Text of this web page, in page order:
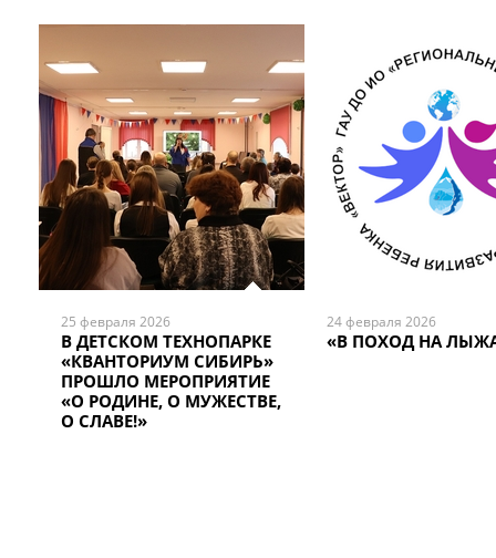
25 февраля 2026
В ДЕТСКОМ ТЕХНОПАРКЕ
«КВАНТОРИУМ СИБИРЬ»
ПРОШЛО МЕРОПРИЯТИЕ
«О РОДИНЕ, О МУЖЕСТВЕ,
О СЛАВЕ!»
24 февраля 2026
«В ПОХОД НА